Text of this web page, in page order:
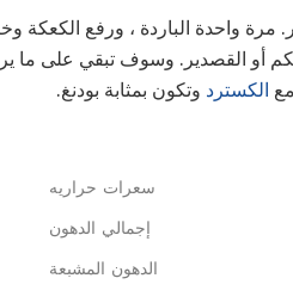
مرة واحدة الباردة ، ورفع الكعكة
القصدير. وسوف تبقي على ما يرام
مع الكسترد وتكون بمثابة بودنغ.
سعرات حراريه
إجمالي الدهون
الدهون المشبعة